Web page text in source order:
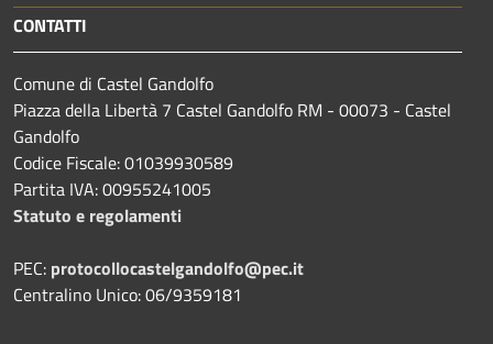
CONTATTI
Comune di Castel Gandolfo
Piazza della Libertà 7 Castel Gandolfo RM - 00073 - Castel
Gandolfo
Codice Fiscale: 01039930589
Partita IVA: 00955241005
Statuto e regolamenti
PEC: protocollocastelgandolfo@pec.it
Centralino Unico: 06/9359181